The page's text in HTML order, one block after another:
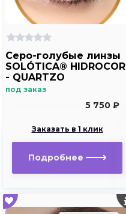
Серо-голубые линзы
SOLÓTICA® HIDROCOR
- QUARTZO
под заказ
5 750 ₽
Заказать в 1 клик
Подробнее